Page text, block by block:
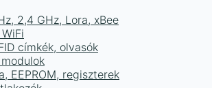
2,4 GHz, Lora, xBee
címkék, olvasók
EEPROM, regiszterek